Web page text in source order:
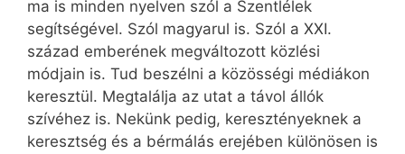
ma is minden nyelven szól a Szentlélek
segítségével. Szól magyarul is. Szól a XXI.
század emberének megváltozott közlési
módjain is. Tud beszélni a közösségi médiákon
keresztül. Megtalálja az utat a távol állók
szívéhez is. Nekünk pedig, keresztényeknek a
keresztség és a bérmálás erejében különösen is